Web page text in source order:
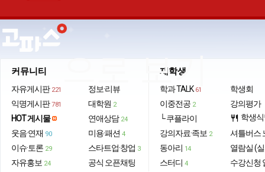
으로 보기
커뮤니티
자유게시판 221
익명게시판 781
HOT 게시물
웃음·연재 90
이슈·토론 29
자유홍보 24
정보·리뷰
대학원 2
연애상담 24
미용·패션 4
스타트업·창업 3
공식 오픈채팅
재학생
학과 TALK 61
이중전공 2
└ 쿠플라이
강의자료·족보 2
동아리 14
스터디 4
학생회
강의평가
restaurant 학생
셔틀버스
열람실 (
수강신청